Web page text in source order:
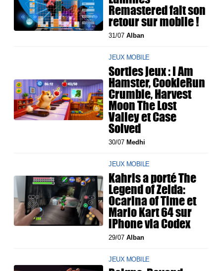
Remastered fait son
retour sur mobile !
31/07Alban
JEUX MOBILE
Sorties jeux : I Am
Hamster, CookieRun
Crumble, Harvest
Moon The Lost
Valley et Case
Solved
30/07 Medhi
JEUX MOBILE
Kahris a porté The
Legend of Zelda:
Ocarina of Time et
Mario Kart 64 sur
iPhone via Codex
29/07Alban
JEUX MOBILE